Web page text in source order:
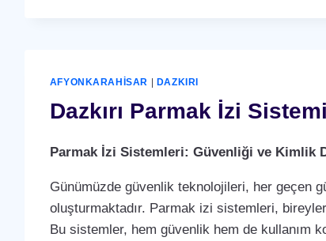
SISTEMI
AFYONKARAHISAR DAZKIRI
Dazkırı Parmak İzi Sistemi
Parmak İzi Sistemleri: Güvenliği ve Kimlik
Günümüzde güvenlik teknolojileri, her geçen
oluşturmaktadır. Parmak izi sistemleri,
Bu sistemler, hem güvenlik hem de kullanım